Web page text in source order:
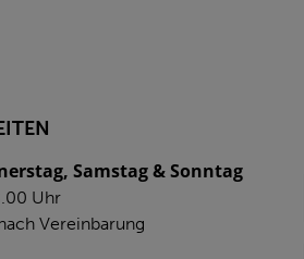
Samstag & Sonntag
Uhr
Vereinbarung